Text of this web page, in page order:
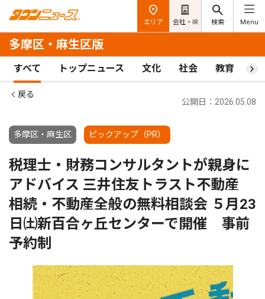
エリア 会社・IR 検索 Menu
多摩区・麻生区版
すべて トップニュース 文化 社会 教育 ス
戻る
多摩区・麻生区 ピックアップ（PR）
公開日：2026.05.08
税理士・財務コンサルタントが親身に
アドバイス 三井住友トラスト不動産
相続・不動産全般の無料相談会 ５月23
日㈯新百合ヶ丘センターで開催 事前
予約制